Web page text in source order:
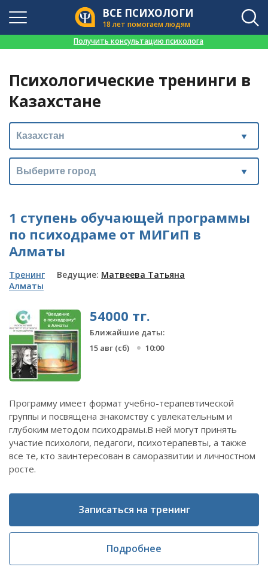
ВСЕ ПСИХОЛОГИ
18 лет помогаем людям
Получить консультацию психолога
Психологические тренинги в
Казахстане
1 ступень обучающей программы
по психодраме от МИГиП в
Алматы
Тренинг
Алматы
Ведущие: Матвеева Татьяна
54000 тг.
Ближайшие даты:
15 авг (сб)
10:00
Программу имеет формат учебно-терапевтической
группы и посвящена знакомству с увлекательным и
глубоким методом психодрамы.В ней могут принять
участие психологи, педагоги, психотерапевты, а также
все те, кто заинтересован в саморазвитии и личностном
росте.
Записаться на тренинг
Подробнее